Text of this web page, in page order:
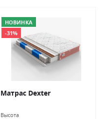
НОВИНКА
-31%
Матрас Dexter
Высота